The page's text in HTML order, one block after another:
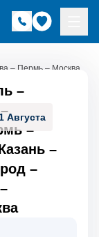
– Пермь – Москва
Августа
–
–
–
–
–